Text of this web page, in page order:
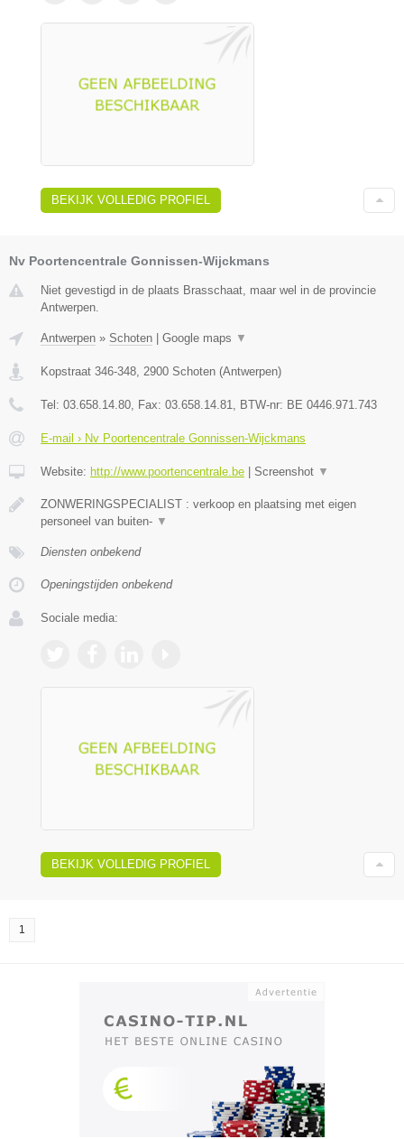
BEKIJK VOLLEDIG PROFIEL
Nv Poortencentrale Gonnissen-Wijckmans
Niet gevestigd in de plaats Brasschaat, maar wel in de provincie
Antwerpen.
Antwerpen » Schoten Google maps ▼
Kopstraat 346-348 2900 Schoten (Antwerpen)
Tel: 03.658.14.80 , Fax: 03.658.14.81 , BTW-nr: BE 0446.971.743
E-mail › Nv Poortencentrale Gonnissen-Wijckmans
Website: http://www.poortencentrale.be Screenshot ▼
ZONWERINGSPECIALIST : verkoop en plaatsing met eigen
personeel van buiten- ▼
Diensten onbekend
Openingstijden onbekend
Sociale media:
BEKIJK VOLLEDIG PROFIEL
1